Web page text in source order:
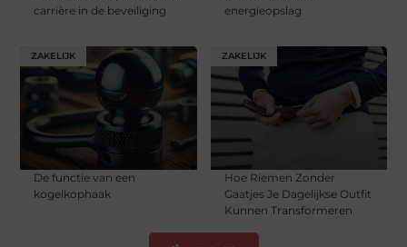
carrière in de beveiliging
energieopslag
ZAKELIJK
De functie van een
kogelkophaak
ZAKELIJK
Hoe Riemen Zonder
Gaatjes Je Dagelijkse Outfit
Kunnen Transformeren